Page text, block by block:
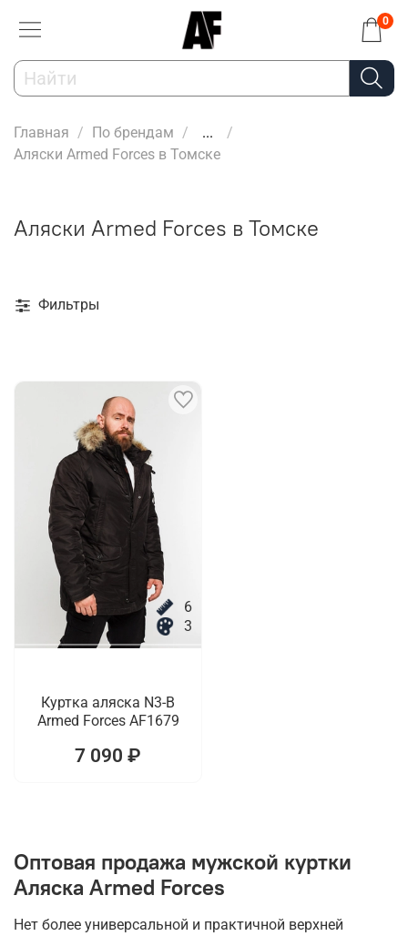
0
Главная По брендам
...
Аляски Armed Forces в Томске
Аляски Armed Forces в Томске
Фильтры
6
3
Куртка аляска N3-B
Armed Forces AF1679
7 090 ₽
Оптовая продажа мужской куртки
Аляска Armed Forces
Нет более универсальной и практичной верхней